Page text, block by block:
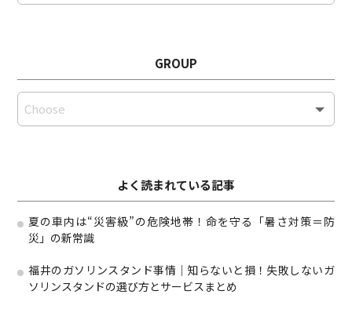
GROUP
よく読まれている記事
夏の車内は“災害級”の危険地帯！命を守る「暑さ対策＝防
災」の新常識
福井のガソリンスタンド事情｜知らないと損！失敗しないガ
ソリンスタンドの選び方とサービスまとめ